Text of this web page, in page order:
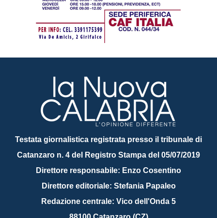
Testata giornalistica registrata presso il tribunale di
Catanzaro n. 4 del Registro Stampa del 05/07/2019
Direttore responsabile: Enzo Cosentino
Direttore editoriale: Stefania Papaleo
Redazione centrale: Vico dell'Onda 5